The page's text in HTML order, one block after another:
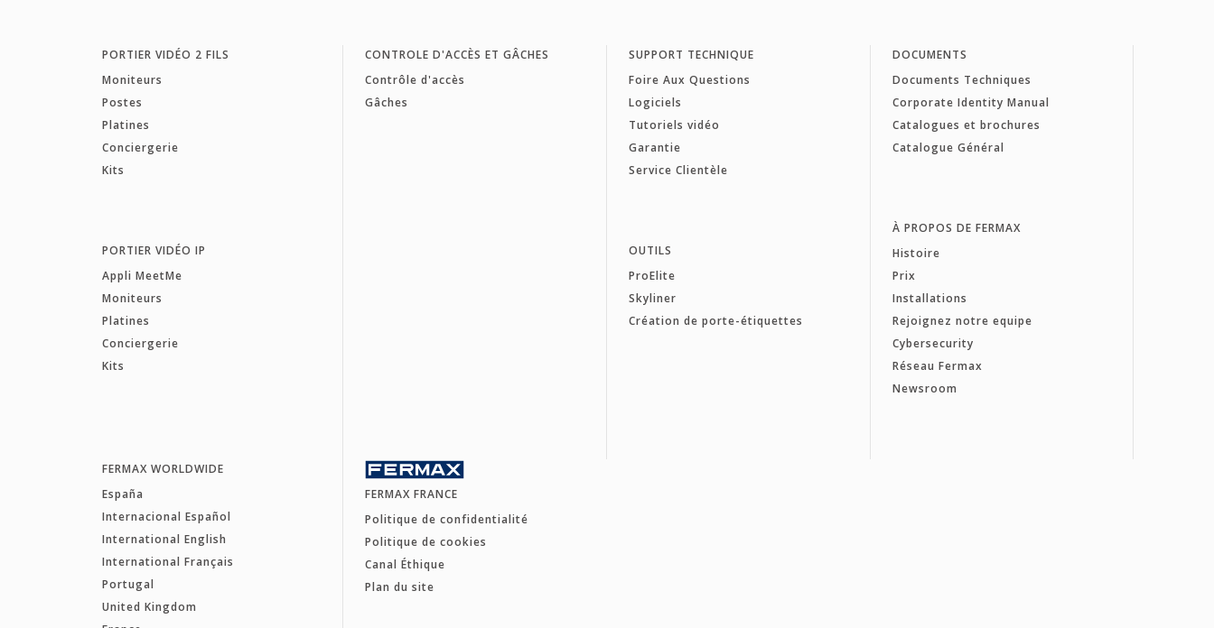
PORTIER VIDÉO 2 FILS
Moniteurs
Postes
Platines
Conciergerie
Kits
PORTIER VIDÉO IP
Appli MeetMe
Moniteurs
Platines
Conciergerie
Kits
CONTROLE D'ACCÈS ET GÂCHES
Contrôle d'accès
Gâches
SUPPORT TECHNIQUE
Foire Aux Questions
Logiciels
Tutoriels vidéo
Garantie
Service Clientèle
OUTILS
ProElite
Skyliner
Création de porte-étiquettes
DOCUMENTS
Documents Techniques
Corporate Identity Manual
Catalogues et brochures
Catalogue Général
À PROPOS DE FERMAX
Histoire
Prix
Installations
Rejoignez notre equipe
Cybersecurity
Réseau Fermax
Newsroom
FERMAX WORLDWIDE
España
Internacional Español
International English
International Français
Portugal
United Kingdom
FERMAX FRANCE
Politique de confidentialité
Politique de cookies
Canal Éthique
Plan du site